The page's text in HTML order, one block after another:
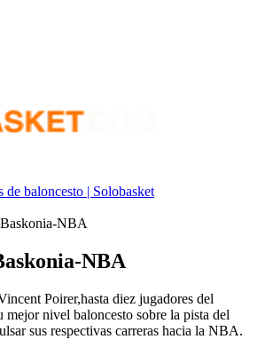
baloncesto | Solobasket
NBA
NBA
Poirer,hasta diez jugadores del
mejor nivel baloncesto sobre la pista del
sus respectivas carreras hacia la NBA.